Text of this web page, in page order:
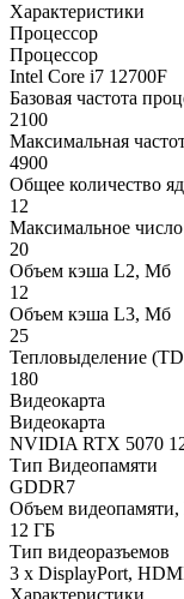
Характеристики
Процессор
Процессор
Intel Core i7 12700F
Базовая частота
2100
Максимальная
4900
Общее количество
12
Максимальное
20
Объем кэша L2, Мб
12
Объем кэша L3, Мб
25
Тепловыделение
180
Видеокарта
Видеокарта
NVIDIA RTX 5070
Тип Видеопамяти
GDDR7
Объем видеопамяти,
12 ГБ
Тип видеоразъемов
3 x DisplayPort,